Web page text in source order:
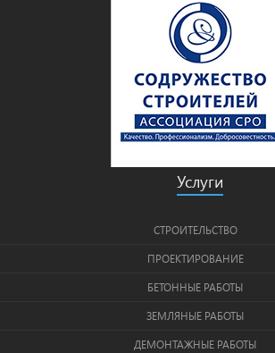
Услуги
СТРОИТЕЛЬСТВО
ПРОЕКТИРОВАНИЕ
БЕТОННЫЕ РАБОТЫ
ЗЕМЛЯНЫЕ РАБОТЫ
ДЕМОНТАЖНЫЕ РАБОТЫ